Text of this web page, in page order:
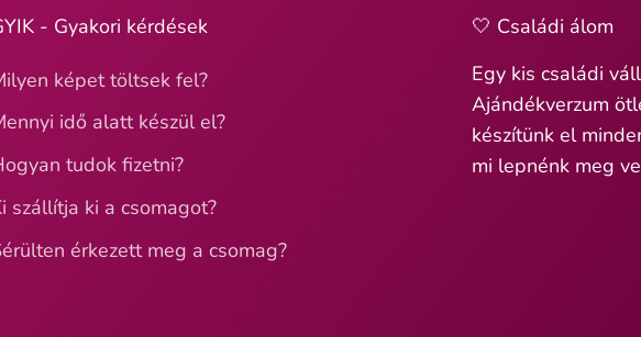
- Gyakori kérdések
képet töltsek fel?
idő alatt készül el?
tudok fizetni?
szállítja ki a csomagot?
érkezett meg a csomag?
🤍 Családi álom
Egy kis családi
Ajándékverzum
készítünk el
mi lepnénk meg